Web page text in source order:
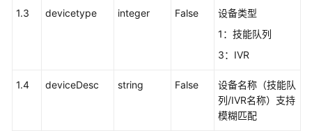
概
中
1.3 devicetype integer False
设备类型
1：技能队列
3：IVR
1.4 deviceDesc string False
设备名称（技能队
列/IVR名称）支持
模糊匹配